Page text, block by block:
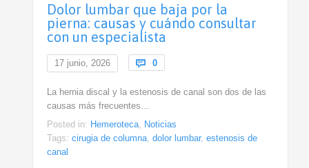
Dolor lumbar que baja por la
pierna: causas y cuándo consultar
con un especialista
17 junio, 2026  0Comments
La hernia discal y la estenosis de canal son dos de las
causas más frecuentes…
Posted in: Hemeroteca,
Noticias
Tags: cirugia de columna, dolor lumbar, estenosis de
canal